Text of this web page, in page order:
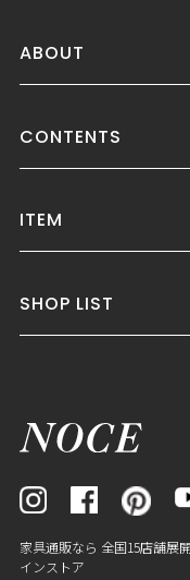
ABOUT
CONTENTS
ITEM
SHOP LIST
家具通販なら 全国15店舗展
インストア